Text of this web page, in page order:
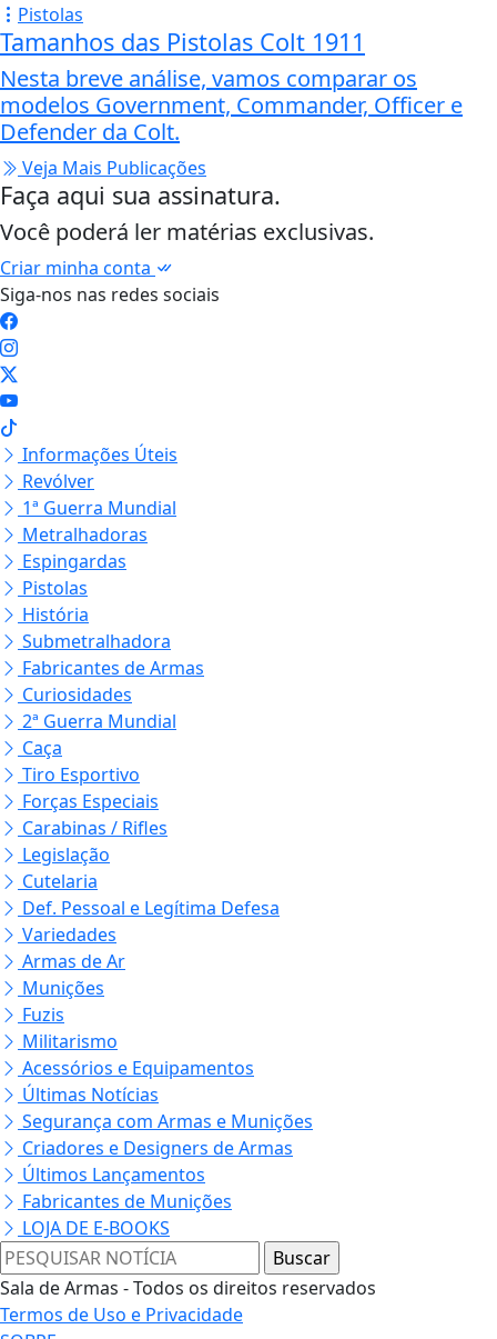
Pistolas
Tamanhos das Pistolas Colt 1911
Nesta breve análise, vamos comparar os
modelos Government, Commander, Officer e
Defender da Colt.
Veja Mais Publicações
Faça aqui sua assinatura.
Você poderá ler matérias exclusivas.
Criar minha conta
Siga-nos nas redes sociais
Informações Úteis
Revólver
1ª Guerra Mundial
Metralhadoras
Espingardas
Pistolas
História
Submetralhadora
Fabricantes de Armas
Curiosidades
2ª Guerra Mundial
Caça
Tiro Esportivo
Forças Especiais
Carabinas / Rifles
Legislação
Cutelaria
Def. Pessoal e Legítima Defesa
Variedades
Armas de Ar
Munições
Fuzis
Militarismo
Acessórios e Equipamentos
Últimas Notícias
Segurança com Armas e Munições
Criadores e Designers de Armas
Últimos Lançamentos
Fabricantes de Munições
LOJA DE E-BOOKS
Sala de Armas - Todos os direitos reservados
Termos de Uso e Privacidade